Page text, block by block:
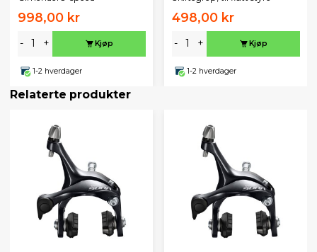
998,00 kr
- + Kjøp
1-2 hverdager
498,00 kr
- + Kjøp
1-2 hverdager
Relaterte produkter